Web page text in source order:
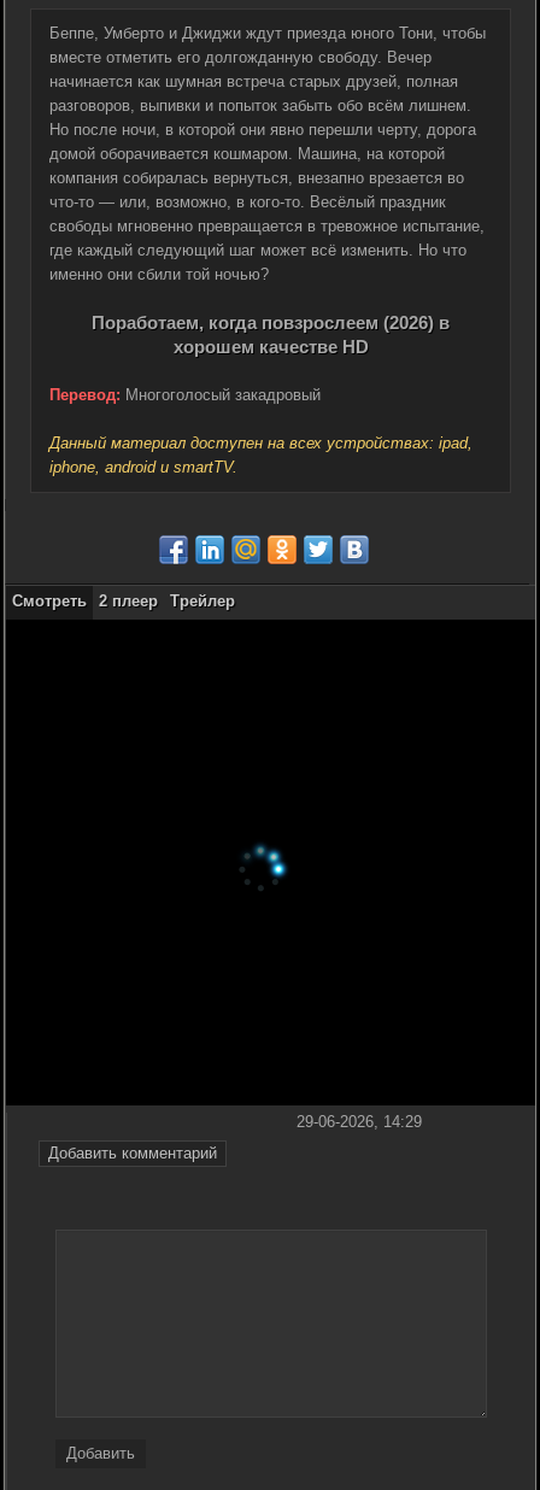
Беппе, Умберто и Джиджи ждут приезда юного Тони, чтобы
вместе отметить его долгожданную свободу. Вечер
начинается как шумная встреча старых друзей, полная
разговоров, выпивки и попыток забыть обо всём лишнем.
Но после ночи, в которой они явно перешли черту, дорога
домой оборачивается кошмаром. Машина, на которой
компания собиралась вернуться, внезапно врезается во
что-то — или, возможно, в кого-то. Весёлый праздник
свободы мгновенно превращается в тревожное испытание,
где каждый следующий шаг может всё изменить. Но что
именно они сбили той ночью?
Поработаем, когда повзрослеем (2026) в
хорошем качестве HD
Перевод: Многоголосый закадровый
Данный материал доступен на всех устройствах: ipad,
iphone, android и smartTV.
Смотреть 2 плеер Трейлер
Добавить комментарий
29-06-2026, 14:29
Добавить